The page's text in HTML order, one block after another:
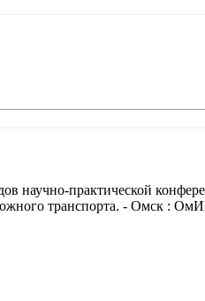
научно-практической
транспорта. - Омск :